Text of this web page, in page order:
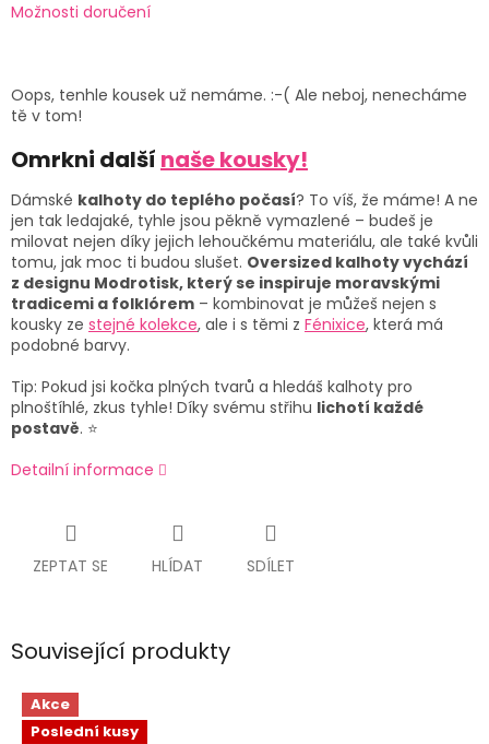
Možnosti doručení
Oops, tenhle kousek už nemáme. :-( Ale neboj, nenecháme
tě v tom!
Omrkni další naše kousky!
Dámské kalhoty do teplého počasí? To víš, že máme! A ne
jen tak ledajaké, tyhle jsou pěkně vymazlené – budeš je
milovat nejen díky jejich lehoučkému materiálu, ale také kvůli
tomu, jak moc ti budou slušet. Oversized kalhoty vychází
z designu Modrotisk, který se inspiruje moravskými
tradicemi a folklórem – kombinovat je můžeš nejen s
kousky ze stejné kolekce, ale i s těmi z Fénixice, která má
podobné barvy.
Tip: Pokud jsi kočka plných tvarů a hledáš kalhoty pro
plnoštíhlé, zkus tyhle! Díky svému střihu lichotí každé
postavě. ⭐
Detailní informace
ZEPTAT SE HLÍDAT SDÍLET
Související produkty
Akce
Poslední kusy